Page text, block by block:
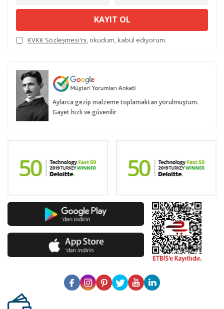
KAYIT OL
KVKK Sözleşmesi'ni , okudum, kabul ediyorum.
Aylarca gezip malzeme toplamaktan yorulmuştum.
Gayet hızlı ve güvenilir